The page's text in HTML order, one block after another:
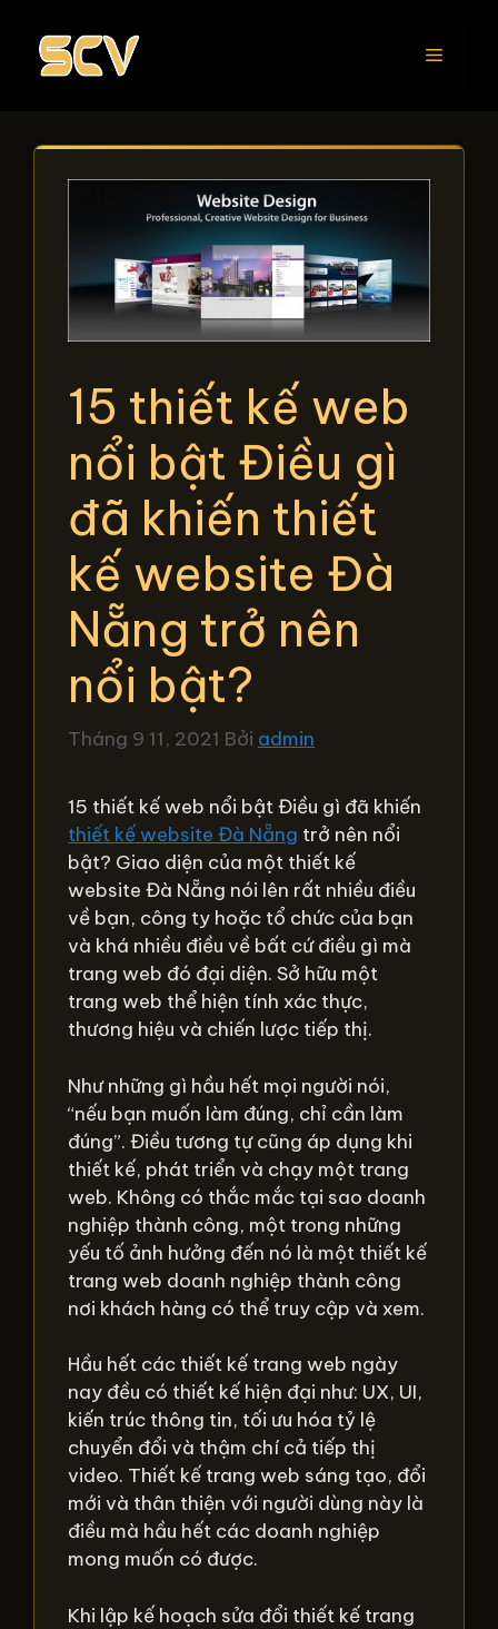
Menu
15 thiết kế web
nổi bật Điều gì
đã khiến thiết
kế website Đà
Nẵng trở nên
nổi bật?
Tháng 9 11, 2021 Bởi admin
15 thiết kế web nổi bật Điều gì đã khiến
thiết kế website Đà Nẵng trở nên nổi
bật? Giao diện của một thiết kế
website Đà Nẵng nói lên rất nhiều điều
về bạn, công ty hoặc tổ chức của bạn
và khá nhiều điều về bất cứ điều gì mà
trang web đó đại diện. Sở hữu một
trang web thể hiện tính xác thực,
thương hiệu và chiến lược tiếp thị.
Như những gì hầu hết mọi người nói,
“nếu bạn muốn làm đúng, chỉ cần làm
đúng”. Điều tương tự cũng áp dụng khi
thiết kế, phát triển và chạy một trang
web. Không có thắc mắc tại sao doanh
nghiệp thành công, một trong những
yếu tố ảnh hưởng đến nó là một thiết kế
trang web doanh nghiệp thành công
nơi khách hàng có thể truy cập và xem.
Hầu hết các thiết kế trang web ngày
nay đều có thiết kế hiện đại như: UX, UI,
kiến ​​trúc thông tin, tối ưu hóa tỷ lệ
chuyển đổi và thậm chí cả tiếp thị
video. Thiết kế trang web sáng tạo, đổi
mới và thân thiện với người dùng này là
điều mà hầu hết các doanh nghiệp
mong muốn có được.
Khi lập kế hoạch sửa đổi thiết kế trang